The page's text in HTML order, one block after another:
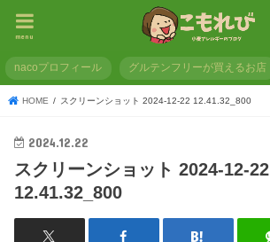
menu
nacoプロフィール グルテンフリーが買えるお店
HOME スクリーンショット 2024-12-22 12.41.32_800
2024.12.22
スクリーンショット 2024-12-22
12.41.32_800